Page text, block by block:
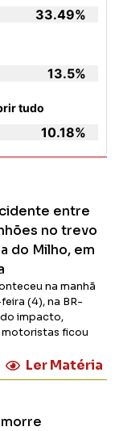
33.49%
13.5%
tudo
10.18%
entre
no trevo
do Milho, em
na manhã
(4), na BR-
impacto,
motoristas ficou
Ler Matéria